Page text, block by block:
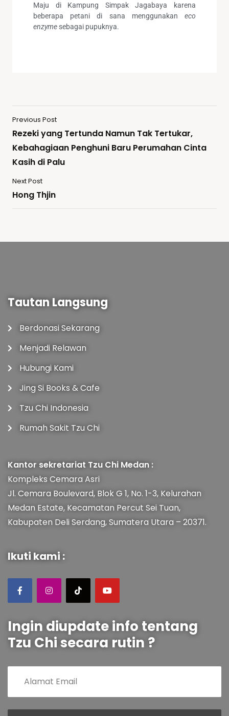
Maju di Kampung Simpak Jagabaya karena
beberapa petani di sana menggunakan eco
enzyme sebagai pupuknya.
Previous Post
Rezeki yang Tertunda Namun Tak Tertukar,
Kebahagiaan Penghuni Baru Perumahan Cinta
Kasih di Palu
Next Post
Hong Thjin
Tautan Langsung
Berdonasi Sekarang
Menjadi Relawan
Hubungi Kami
Jing Si Books & Cafe
Tzu Chi Indonesia
Rumah Sakit Tzu Chi
Kantor sekretariat Tzu Chi Medan :
Kompleks Cemara Asri
Jl. Cemara Boulevard, Blok G 1, No. 1-3, Kelurahan
Medan Estate, Kecamatan Percut Sei Tuan,
Kabupaten Deli Serdang, Sumatera Utara – 20371.
Ikuti kami :
Ingin diupdate info tentang
Tzu Chi secara rutin ?